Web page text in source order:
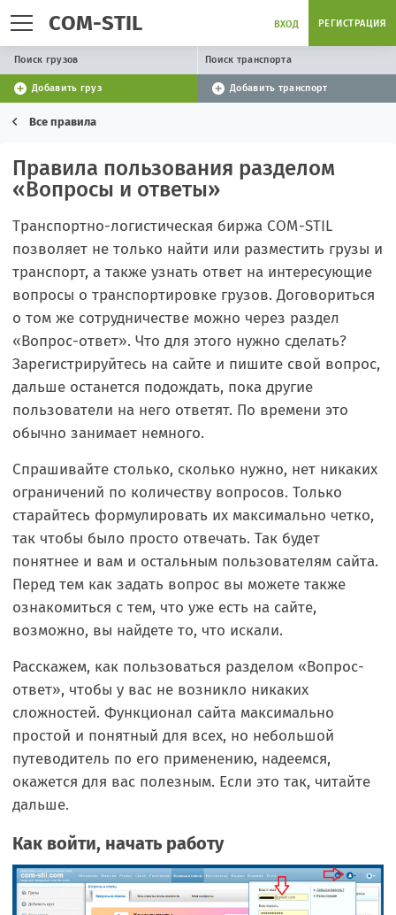
COM-STIL ВХОД РЕГИСТРАЦИЯ
Поиск грузов Поиск транспорта
Добавить груз Добавить транспорт
Все правила
Правила пользования разделом
«Вопросы и ответы»
Транспортно-логистическая биржа COM-STIL
позволяет не только найти или разместить грузы и
транспорт, а также узнать ответ на интересующие
вопросы о транспортировке грузов. Договориться
о том же сотрудничестве можно через раздел
«Вопрос-ответ». Что для этого нужно сделать?
Зарегистрируйтесь на сайте и пишите свой вопрос,
дальше останется подождать, пока другие
пользователи на него ответят. По времени это
обычно занимает немного.
Спрашивайте столько, сколько нужно, нет никаких
ограничений по количеству вопросов. Только
старайтесь формулировать их максимально четко,
так чтобы было просто отвечать. Так будет
понятнее и вам и остальным пользователям сайта.
Перед тем как задать вопрос вы можете также
ознакомиться с тем, что уже есть на сайте,
возможно, вы найдете то, что искали.
Расскажем, как пользоваться разделом «Вопрос-
ответ», чтобы у вас не возникло никаких
сложностей. Функционал сайта максимально
простой и понятный для всех, но небольшой
путеводитель по его применению, надеемся,
окажется для вас полезным. Если это так, читайте
дальше.
Как войти, начать работу